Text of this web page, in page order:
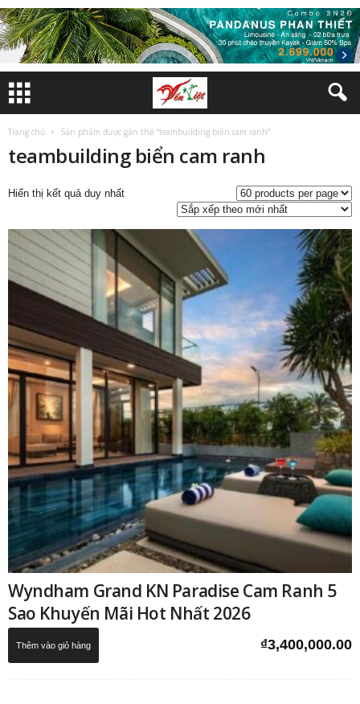
Trang chủ Sản phẩm được gắn thẻ “teambuilding biển cam ranh”
teambuilding biển cam ranh
Hiển thị kết quả duy nhất
Wyndham Grand KN Paradise Cam Ranh 5
Sao Khuyến Mãi Hot Nhất 2026
₫3,400,000.00
Thêm vào giỏ hàng